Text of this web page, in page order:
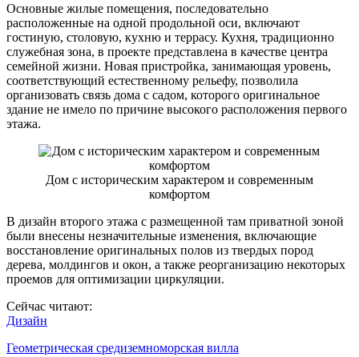
Основные жилые помещения, последовательно
расположенные на одной продольной оси, включают
гостиную, столовую, кухню и террасу. Кухня, традиционно
служебная зона, в проекте представлена в качестве центра
семейной жизни. Новая пристройка, занимающая уровень,
соответствующий естественному рельефу, позволила
организовать связь дома с садом, которого оригинальное
здание не имело по причине высокого расположения первого
этажа.
Дом с историческим характером и современным
комфортом
В дизайн второго этажа с размещенной там приватной зоной
были внесены незначительные изменения, включающие
восстановление оригинальных полов из твердых пород
дерева, молдингов и окон, а также реорганизацию некоторых
проемов для оптимизации циркуляции.
Сейчас читают:
Дизайн
Геометрическая средиземноморская вилла